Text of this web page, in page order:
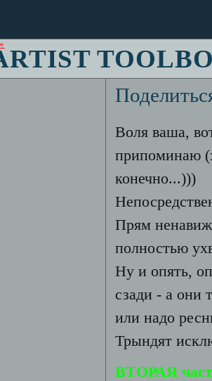
Воля ваша,
припоминаю
конечно...)))
Прям
полностью
Ну и опять,
сзади - а они
или надо
Трындят
ВТОРАЯ